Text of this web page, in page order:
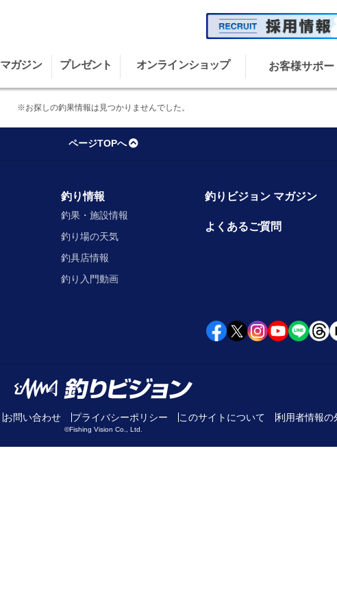
マガジン プレゼント オンラインショップ お客様サポー
※お探しの釣果情報は見つかりませんでした。
ページTOPへ
釣り情報
釣果・施設情報
釣り場の天気
釣具店情報
釣り入門動画
釣りビジョン マガジン
よくあるご質問
お問い合わせ プライバシーポリシー このサイトについて 利用者情報の
©Fishing Vision Co., Ltd.